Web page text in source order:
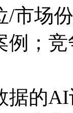
/市场
例；
据的